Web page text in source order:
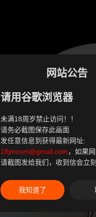
网站公告
请用谷歌浏览器
未满18周岁禁止访问！！
请务必截图保存此画面
发任意信息到获得最新网址:
18jmcom@gmail.com，如果
请截图发给我们，收到信会立刻
我知道了